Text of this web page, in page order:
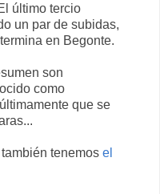
último tercio
un par de subidas,
en Begonte.
son
como
que se
tenemos el